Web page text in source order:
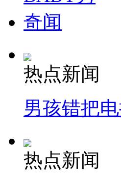
奇闻
热点新闻
男孩错把
热点新闻